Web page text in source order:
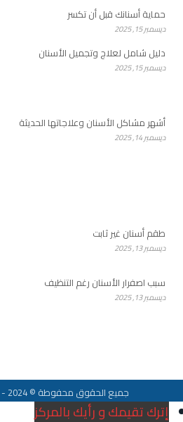
حماية أسنانك قبل أن تكسر
ديسمبر 15, 2025
دليل شامل لعلاج وتجميل الأسنان
ديسمبر 15, 2025
أشهر مشاكل الأسنان وعلاجاتها الحديثة
ديسمبر 14, 2025
طقم أسنان غير ثابت
ديسمبر 13, 2025
سبب اصفرار الأسنان رغم التنظيف
ديسمبر 13, 2025
جميع الحقوق محفوطة © 2024 -
إترك تقيمك و رأيك بالمركز